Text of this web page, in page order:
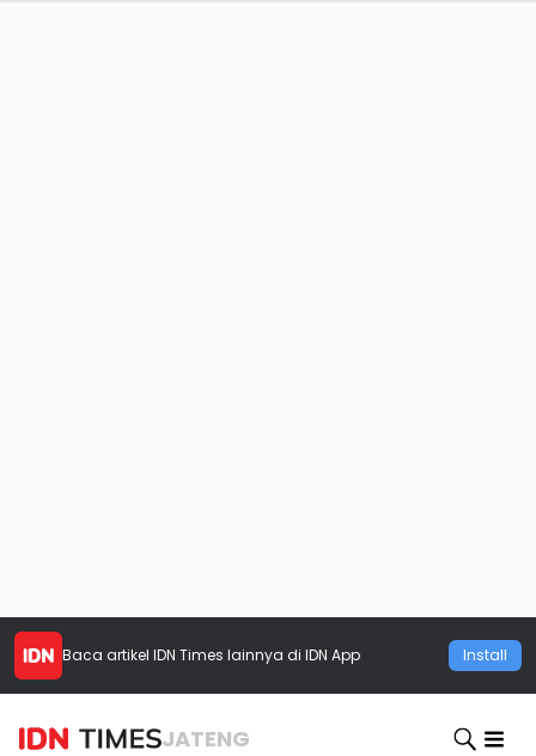
Baca artikel IDN Times lainnya di IDN App Install
JATENG